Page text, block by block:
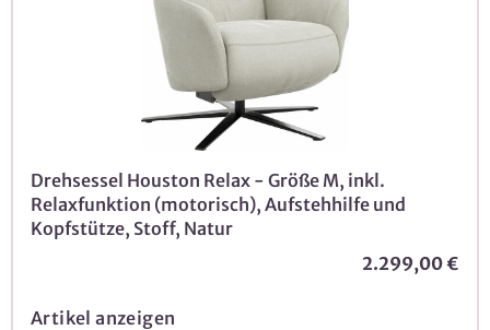
Drehsessel Houston Relax - Größe M, inkl.
Relaxfunktion (motorisch), Aufstehhilfe und
Kopfstütze, Stoff, Natur
2.299,00 €
Artikel anzeigen